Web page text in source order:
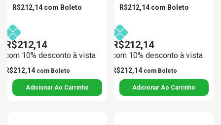
R$212,14 com Boleto
R$212,14
com 10% desconto à vista
R$212,14 com Boleto
R$212,14 com Boleto
R$212,14
com 10% desconto à vista
R$212,14 com Boleto